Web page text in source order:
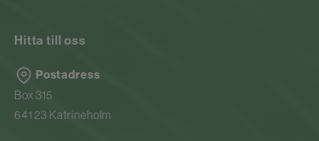
Hitta till oss
Postadress
Box 315
641 23 Katrineholm